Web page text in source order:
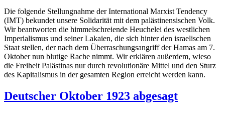
Die folgende Stellungnahme der International Marxist Tendency
(IMT) bekundet unsere Solidarität mit dem palästinensischen Volk.
Wir beantworten die himmelschreiende Heuchelei des westlichen
Imperialismus und seiner Lakaien, die sich hinter den israelischen
Staat stellen, der nach dem Überraschungsangriff der Hamas am 7.
Oktober nun blutige Rache nimmt. Wir erklären außerdem, wieso
die Freiheit Palästinas nur durch revolutionäre Mittel und den Sturz
des Kapitalismus in der gesamten Region erreicht werden kann.
Deutscher Oktober 1923 abgesagt